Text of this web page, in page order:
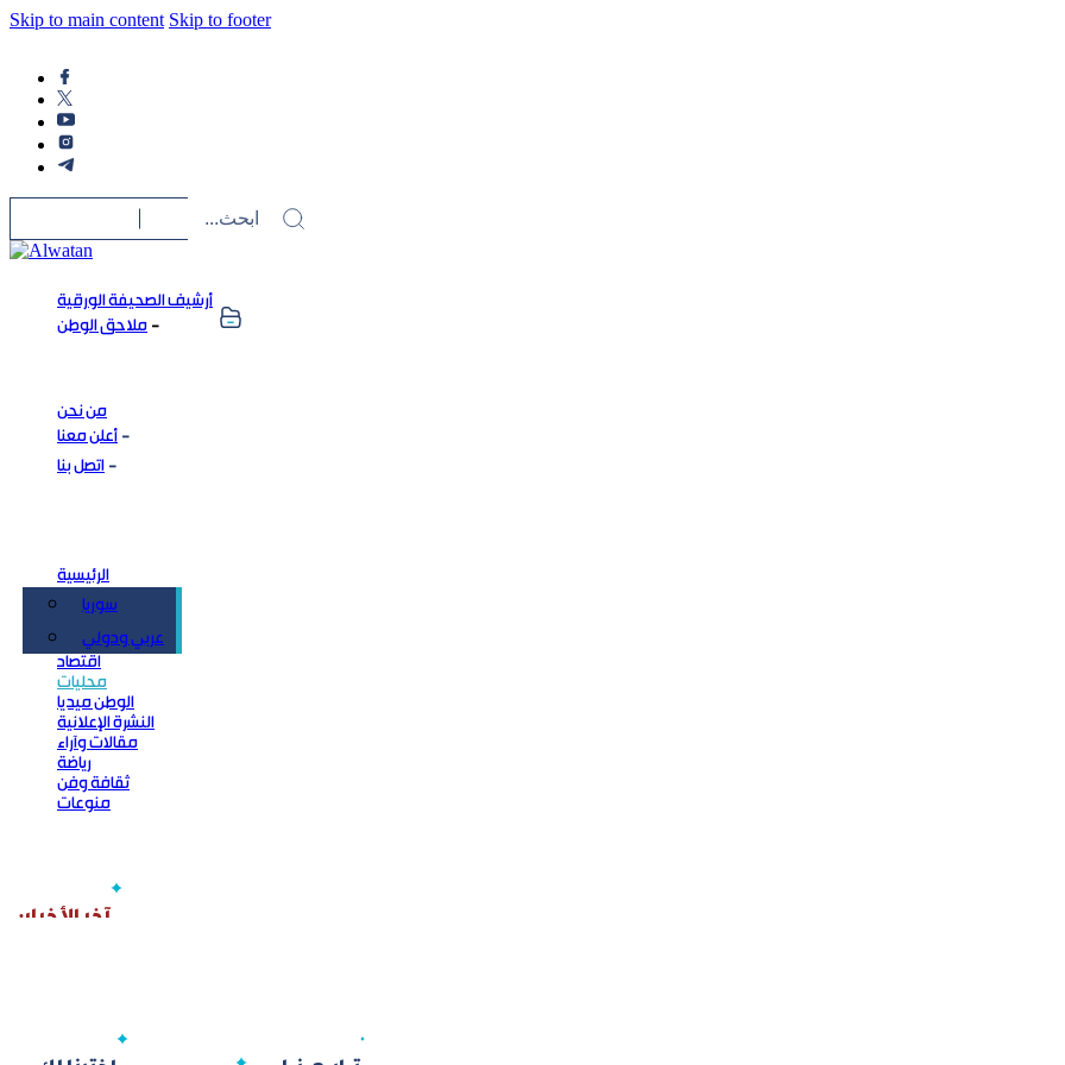
Skip to main content Skip to footer
أرشيف الصحيفة الورقية
ملاحق الوطن
من نحن
أعلن معنا
اتصل بنا
الرئيسية
سوريا
عربي ودولي
اقتصاد
محليات
الوطن ميديا
النشرة الإعلانية
مقالات وآراء
رياضة
ثقافة وفن
منوعات